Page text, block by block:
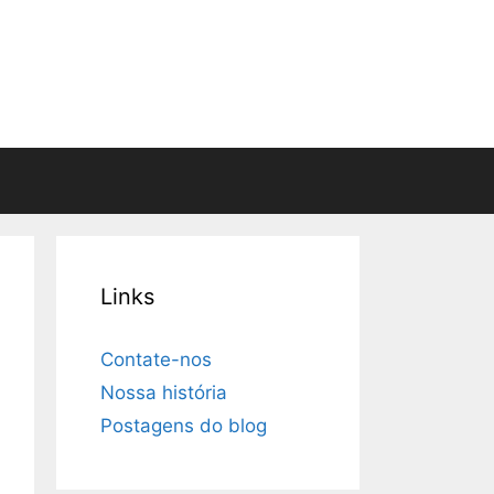
Links
Contate-nos
Nossa história
Postagens do blog